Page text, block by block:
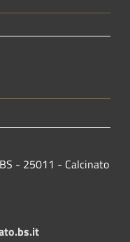
- 25011 - Calcinato